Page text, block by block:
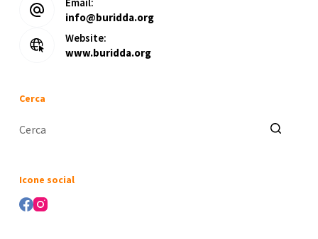
info@buridda.org
Website:
www.buridda.org
Cerca
Icone social